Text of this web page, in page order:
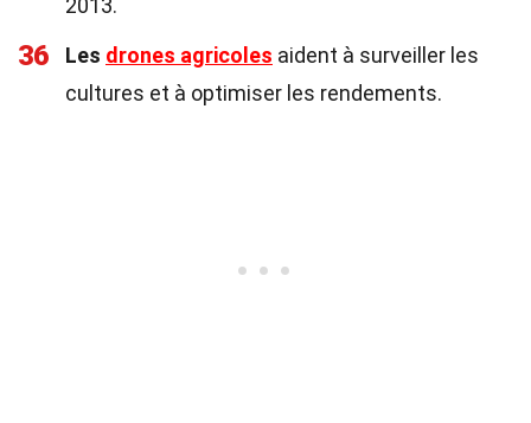
2013.
36 Les drones agricoles aident à surveiller les
cultures et à optimiser les rendements.